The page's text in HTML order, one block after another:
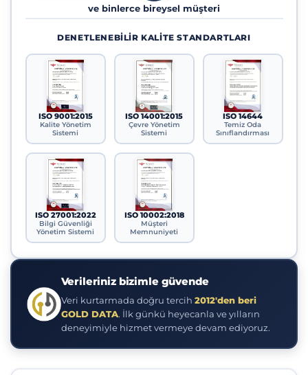
ve binlerce bireysel müşteri
DENETLENEBILIR KALITE STANDARTLARI
ISO 9001:2015
Kalite Yönetim
Sistemi
ISO 14001:2015
Çevre Yönetim
Sistemi
ISO 14644
Temiz Oda
Sınıflandırması
ISO 27001:2022
Bilgi Güvenliği
Yönetim Sistemi
ISO 10002:2018
Müşteri
Memnuniyeti
Verileriniz bizimle güvende
Veri kurtarmada doğru tercih 2012'den beri
GOLD DATA. İlk günkü heyecanla ve yılların
deneyimiyle hizmet vermeye devam ediyoruz.